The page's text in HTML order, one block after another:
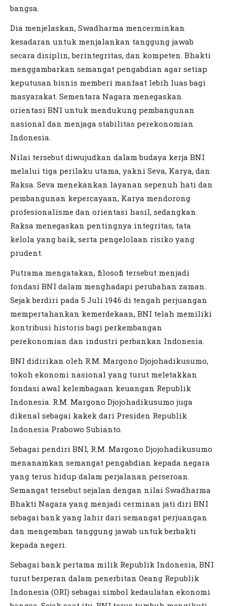
bangsa.
Dia menjelaskan, Swadharma mencerminkan
kesadaran untuk menjalankan tanggung jawab
secara disiplin, berintegritas, dan kompeten. Bhakti
menggambarkan semangat pengabdian agar setiap
keputusan bisnis memberi manfaat lebih luas bagi
masyarakat. Sementara Nagara menegaskan
orientasi BNI untuk mendukung pembangunan
nasional dan menjaga stabilitas perekonomian
Indonesia.
Nilai tersebut diwujudkan dalam budaya kerja BNI
melalui tiga perilaku utama, yakni Seva, Karya, dan
Raksa. Seva menekankan layanan sepenuh hati dan
pembangunan kepercayaan, Karya mendorong
profesionalisme dan orientasi hasil, sedangkan
Raksa menegaskan pentingnya integritas, tata
kelola yang baik, serta pengelolaan risiko yang
prudent.
Putrama mengatakan, filosofi tersebut menjadi
fondasi BNI dalam menghadapi perubahan zaman.
Sejak berdiri pada 5 Juli 1946 di tengah perjuangan
mempertahankan kemerdekaan, BNI telah memiliki
kontribusi historis bagi perkembangan
perekonomian dan industri perbankan Indonesia.
BNI didirikan oleh R.M. Margono Djojohadikusumo,
tokoh ekonomi nasional yang turut meletakkan
fondasi awal kelembagaan keuangan Republik
Indonesia. R.M. Margono Djojohadikusumo juga
dikenal sebagai kakek dari Presiden Republik
Indonesia Prabowo Subianto.
Sebagai pendiri BNI, R.M. Margono Djojohadikusumo
menanamkan semangat pengabdian kepada negara
yang terus hidup dalam perjalanan perseroan.
Semangat tersebut sejalan dengan nilai Swadharma
Bhakti Nagara yang menjadi cerminan jati diri BNI
sebagai bank yang lahir dari semangat perjuangan
dan mengemban tanggung jawab untuk berbakti
kepada negeri.
Sebagai bank pertama milik Republik Indonesia, BNI
turut berperan dalam penerbitan Oeang Republik
Indonesia (ORI) sebagai simbol kedaulatan ekonomi